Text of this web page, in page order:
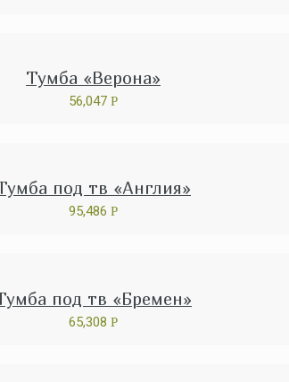
Тумба «Верона»
56,047Р
под тв «Англия»
95,486Р
под тв «Бремен»
65,308Р